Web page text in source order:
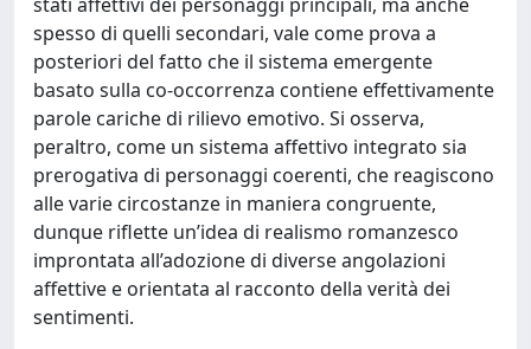
spesso di quelli secondari, vale come prova a
posteriori del fatto che il sistema emergente
basato sulla co-occorrenza contiene effettivamente
parole cariche di rilievo emotivo. Si osserva,
peraltro, come un sistema affettivo integrato sia
prerogativa di personaggi coerenti, che reagiscono
alle varie circostanze in maniera congruente,
dunque riflette un’idea di realismo romanzesco
improntata all’adozione di diverse angolazioni
affettive e orientata al racconto della verità dei
sentimenti.